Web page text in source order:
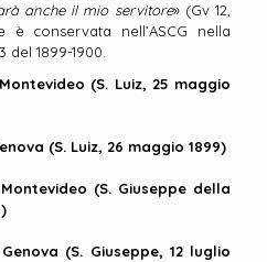
anche il mio servitore» (Gv 12,
è conservata nell’ASCG nella
del 1899-1900.
(S. Luiz, 25 maggio
(S. Luiz, 26 maggio 1899)
(S. Giuseppe della
(S. Giuseppe, 12 luglio